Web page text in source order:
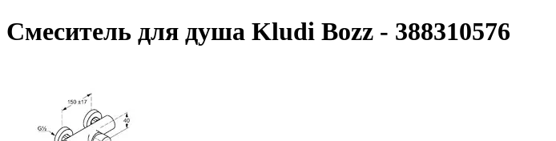
Смеситель для душа Kludi Bozz - 388310576